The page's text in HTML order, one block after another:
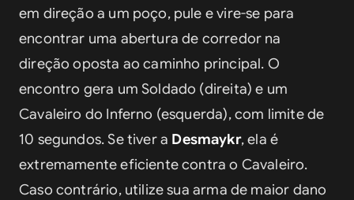
em direção a um poço, pule e vire-se para
encontrar uma abertura de corredor na
direção oposta ao caminho principal. O
encontro gera um Soldado (direita) e um
Cavaleiro do Inferno (esquerda), com limite de
10 segundos. Se tiver a Desmaykr, ela é
extremamente eficiente contra o Cavaleiro.
Caso contrário, utilize sua arma de maior dano